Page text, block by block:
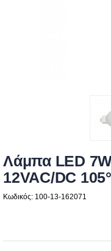
Λάμπα LED
12VAC/DC
Κωδικός: 100-13-162071